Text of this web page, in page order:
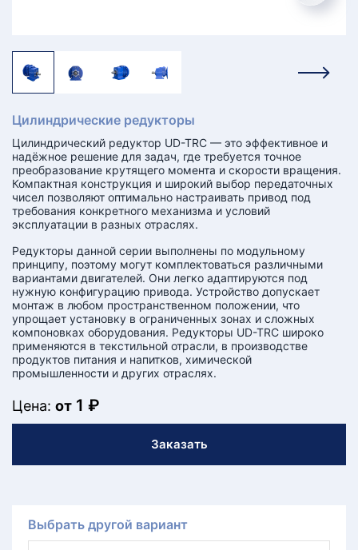
Цилиндрические редукторы
Цилиндрический редуктор UD-TRC — это эффективное и
надёжное решение для задач, где требуется точное
преобразование крутящего момента и скорости вращения.
Компактная конструкция и широкий выбор передаточных
чисел позволяют оптимально настраивать привод под
требования конкретного механизма и условий
эксплуатации в разных отраслях.
Редукторы данной серии выполнены по модульному
принципу, поэтому могут комплектоваться различными
вариантами двигателей. Они легко адаптируются под
нужную конфигурацию привода. Устройство допускает
монтаж в любом пространственном положении, что
упрощает установку в ограниченных зонах и сложных
компоновках оборудования. Редукторы UD-TRC широко
применяются в текстильной отрасли, в производстве
продуктов питания и напитков, химической
промышленности и других отраслях.
Цена: от 1 ₽
Заказать
Выбрать другой вариант